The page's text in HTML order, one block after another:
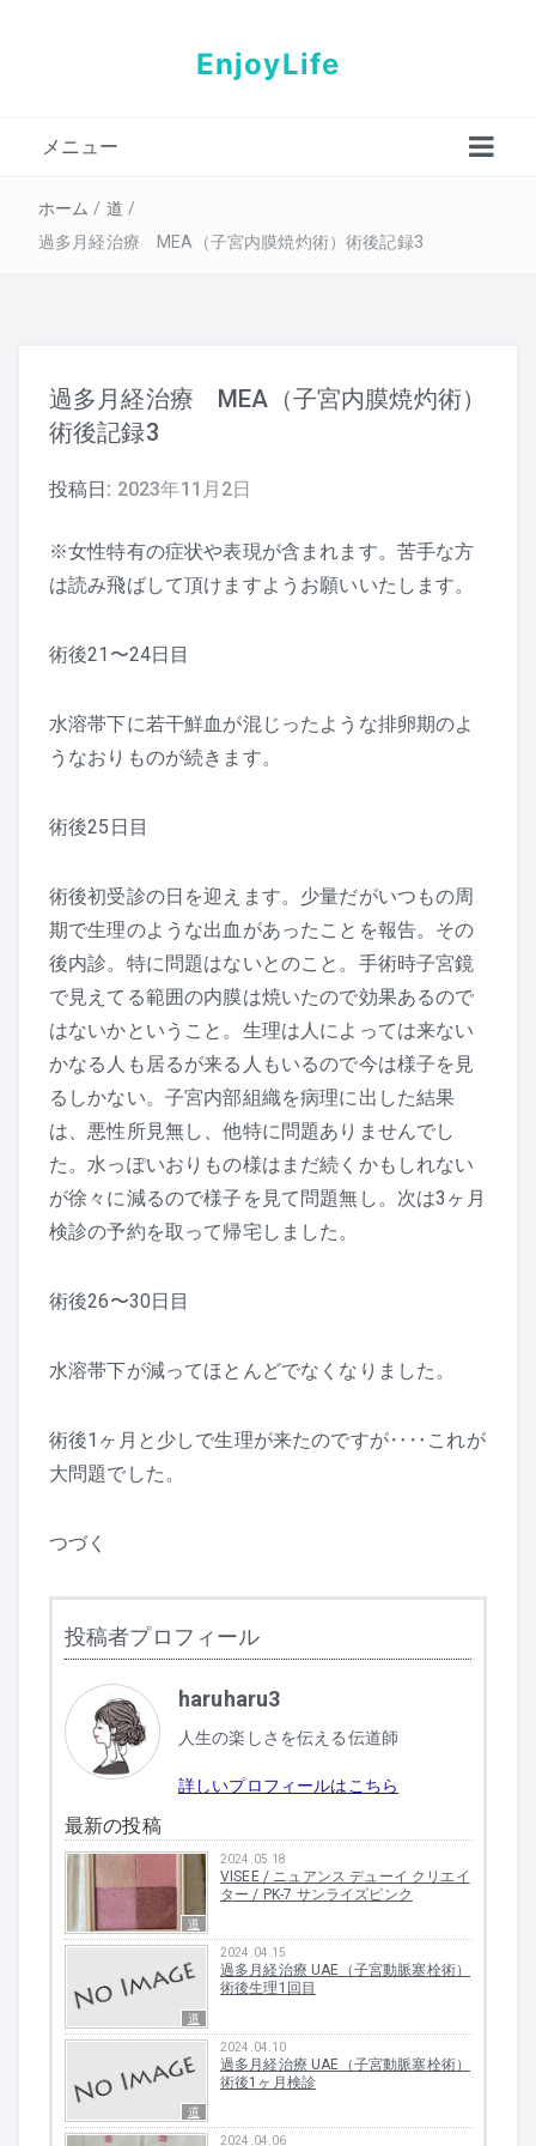
EnjoyLife
メニュー
プロフィール
ホーム / 道 /
過多月経治療 MEA（子宮内膜焼灼術）術後記録3
過多月経治療 MEA（子宮内膜焼灼術）
術後記録3
投稿日: 2023年11月2日
※女性特有の症状や表現が含まれます。苦手な方
は読み飛ばして頂けますようお願いいたします。
術後21〜24日目
水溶帯下に若干鮮血が混じったような排卵期のよ
うなおりものが続きます。
術後25日目
術後初受診の日を迎えます。少量だがいつもの周
期で生理のような出血があったことを報告。その
後内診。特に問題はないとのこと。手術時子宮鏡
で見えてる範囲の内膜は焼いたので効果あるので
はないかということ。生理は人によっては来ない
かなる人も居るが来る人もいるので今は様子を見
るしかない。子宮内部組織を病理に出した結果
は、悪性所見無し、他特に問題ありませんでし
た。水っぽいおりもの様はまだ続くかもしれない
が徐々に減るので様子を見て問題無し。次は3ヶ月
検診の予約を取って帰宅しました。
術後26〜30日目
水溶帯下が減ってほとんどでなくなりました。
術後1ヶ月と少しで生理が来たのですが‥‥これが
大問題でした。
つづく
投稿者プロフィール
haruharu3
人生の楽しさを伝える伝道師
詳しいプロフィールはこちら
最新の投稿
道
2024.05.18
VISEE / ニュアンス デューイ クリエイ
ター / PK-7 サンライズピンク
道
2024.04.15
過多月経治療 UAE（子宮動脈塞栓術）
術後生理1回目
道
2024.04.10
過多月経治療 UAE（子宮動脈塞栓術）
術後1ヶ月検診
2024.04.06